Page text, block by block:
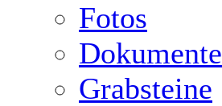
Fotos
Dokumente
Grabsteine